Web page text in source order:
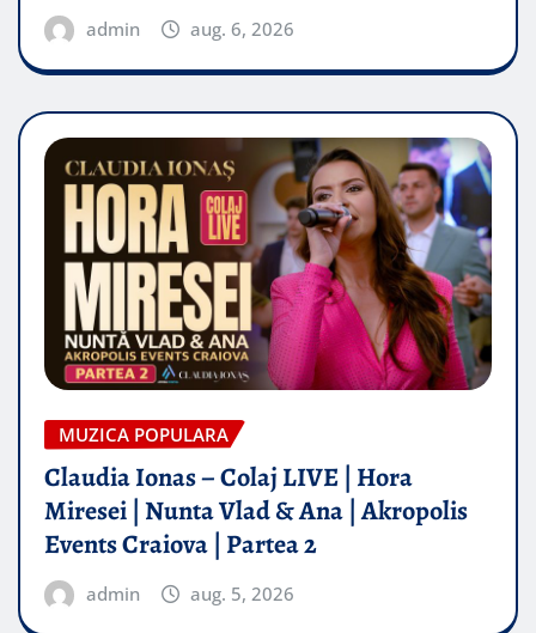
admin aug. 6, 2026
MUZICA POPULARA
Claudia Ionas – Colaj LIVE | Hora
Miresei | Nunta Vlad & Ana | Akropolis
Events Craiova | Partea 2
admin aug. 5, 2026